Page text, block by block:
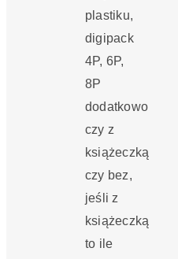
plastiku,
digipack
4P, 6P,
8P
dodatkowo
czy z
książeczką
czy bez,
jeśli z
książeczką
to ile